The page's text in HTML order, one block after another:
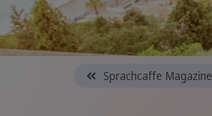
Sprachcaffe Magazine